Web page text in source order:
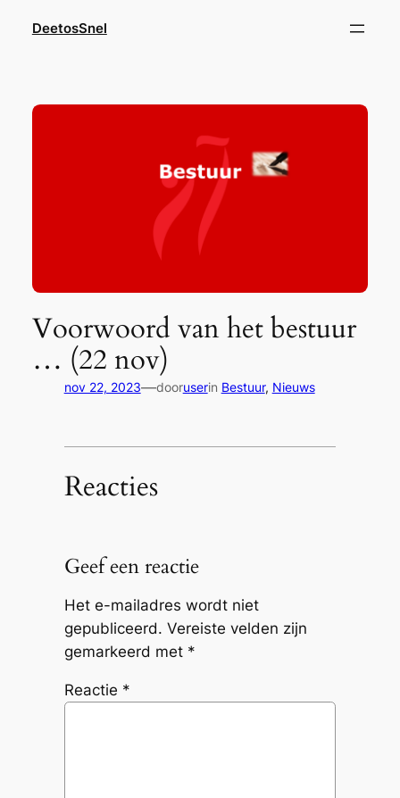
DeetosSnel
Voorwoord van het bestuur
… (22 nov)
nov 22, 2023—dooruserin Bestuur, Nieuws
Reacties
Geef een reactie
Het e-mailadres wordt niet
gepubliceerd. Vereiste velden zijn
gemarkeerd met *
Reactie *